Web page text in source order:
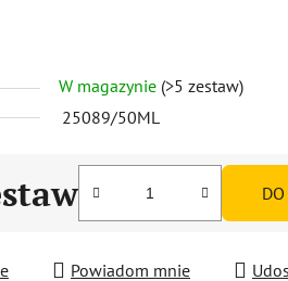
W magazynie (>5 zestaw)
25089/50ML
Powiadom mnie